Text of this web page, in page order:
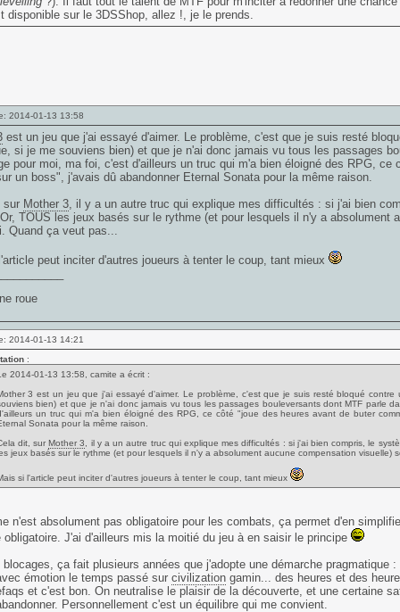
disponible sur le 3DSShop, allez !, je le prends.
2014-01-13 13:58
est un jeu que j'ai essayé d'aimer. Le problème, c'est que je suis resté
si je me souviens bien) et que je n'ai donc jamais vu tous les passages
pour moi, ma foi, c'est d'ailleurs un truc qui m'a bien éloigné des RPG, ce
un boss", j'avais dû abandonner Eternal Sonata pour la même raison.
sur Mother 3, il y a un autre truc qui explique mes difficultés : si j'ai bien
TOUS les jeux basés sur le rythme (et pour lesquels il n'y a absolument
Quand ça veut pas...
peut inciter d'autres joueurs à tenter le coup, tant mieux
roue
2014-01-13 14:21
:
2014-01-13 13:58, camite a écrit :
3 est un jeu que j'ai essayé d'aimer. Le problème, c'est que je suis resté bloqué
bien) et que je n'ai donc jamais vu tous les passages bouleversants dont MTF parle
un truc qui m'a bien éloigné des RPG, ce côté "joue des heures avant de buter
Sonata pour la même raison.
dit, surMother 3
, il y a un autre truc qui explique mes difficultés : si j'ai bien compris, le
jeux basés sur le rythme (et pour lesquels il n'y a absolument aucune compensation visuelle)
si l'article peut inciter d'autres joueurs à tenter le coup, tant mieux
n'est absolument pas obligatoire pour les combats, ça permet d'en
obligatoire. J'ai d'ailleurs mis la moitié du jeu à en saisir le principe
ça fait plusieurs années que j'adopte une démarche pragmatique
émotion le temps passé sur civilizationgamin... des heures et des
et c'est bon. On neutralise le plaisir de la découverte, et une certaine
Personnellement c'est un équilibre qui me convient.